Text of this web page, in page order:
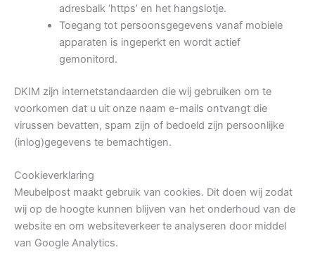
adresbalk ‘https’ en het hangslotje.
Toegang tot persoonsgegevens vanaf mobiele
apparaten is ingeperkt en wordt actief
gemonitord.
DKIM zijn internetstandaarden die wij gebruiken om te
voorkomen dat u uit onze naam e-mails ontvangt die
virussen bevatten, spam zijn of bedoeld zijn persoonlijke
(inlog)gegevens te bemachtigen.
Cookieverklaring
Meubelpost maakt gebruik van cookies. Dit doen wij zodat
wij op de hoogte kunnen blijven van het onderhoud van de
website en om websiteverkeer te analyseren door middel
van Google Analytics.